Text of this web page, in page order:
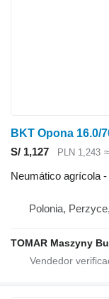
BKT Opona 16.0/
S/ 1,127
PLN 1,243
Neumático agrícola
Polonia,
TOMAR Maszyny